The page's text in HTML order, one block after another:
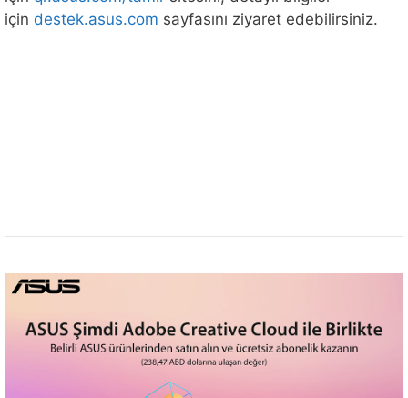
için destek.asus.com sayfasını ziyaret edebilirsiniz.